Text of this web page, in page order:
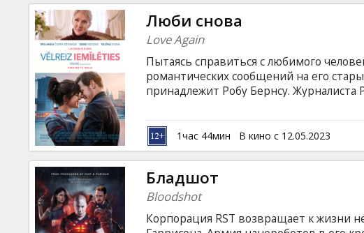
Подарки
Кинозакуски
B2B
Клуб
Люби снова
Love Again
Пытаясь справиться с любимого
романтических сообщений на его
принадлежит Робу Бернсу. Журналиста
суперзвезде Селин Дион, он
придумать, как лично встретиться с
на английском языке с субтитрами на
1час 44мин В кино с 12.05.2023
Бладшот
Bloodshot
Корпорация RST возвращает к жизни